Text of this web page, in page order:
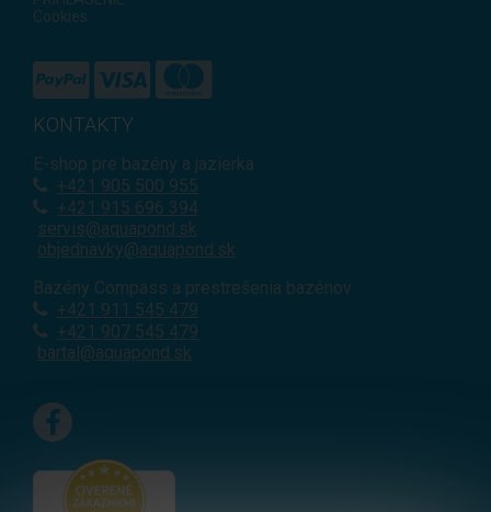
Cookies
KONTAKTY
E-shop pre bazény a jazierka
+421 905 500 955
+421 915 696 394
servis@aquapond.sk
objednavky@aquapond.sk
Bazény Compass a prestrešenia bazénov
+421 911 545 479
+421 907 545 479
bartal@aquapond.sk